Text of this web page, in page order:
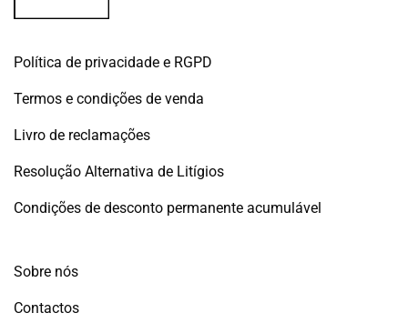
Política de privacidade e RGPD
Termos e condições de venda
Livro de reclamações
Resolução Alternativa de Litígios
Condições de desconto permanente acumulável
Sobre nós
Contactos